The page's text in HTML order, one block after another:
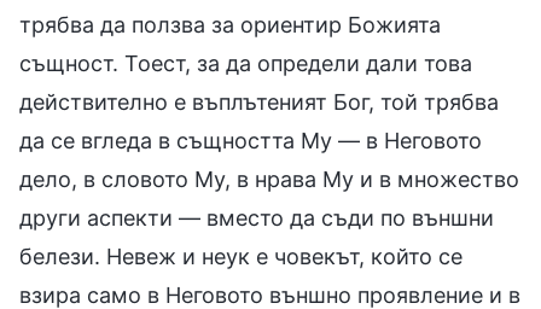
трябва да ползва за ориентир Божията
същност. Тоест, за да определи дали това
действително е въплътеният Бог, той трябва
да се вгледа в същността Му — в Неговото
дело, в словото Му, в нрава Му и в множество
други аспекти — вместо да съди по външни
белези. Невеж и неук е човекът, който се
взира само в Неговото външно проявление и в